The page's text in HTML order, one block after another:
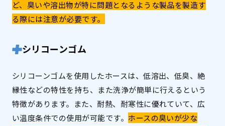
ど、臭いや溶出物が特に問題となるような製品を製造す
る際には注意が必要です。
シリコーンゴム
シリコーンゴムを使用したホースは、低溶出、低臭、絶
縁性などの特性を持ち、また洗浄が簡単に行えるという
特徴があります。また、耐熱、耐寒性に優れていて、広
い温度条件での使用が可能です。 ホースの臭いが少な